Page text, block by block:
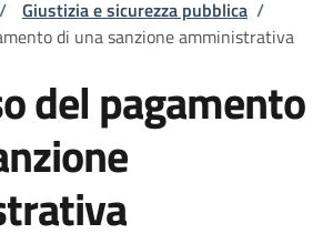
/ Giustizia e sicurezza pubblica /
di una sanzione amministrativa
del pagamento